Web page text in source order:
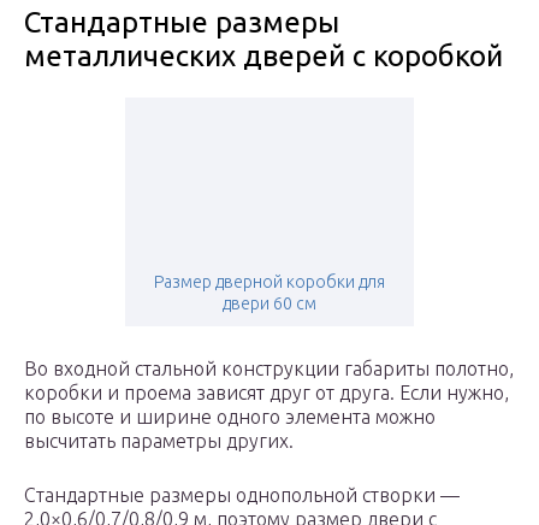
Стандартные размеры
металлических дверей с коробкой
Размер дверной коробки для
двери 60 см
Во входной стальной конструкции габариты полотно,
коробки и проема зависят друг от друга. Если нужно,
по высоте и ширине одного элемента можно
высчитать параметры других.
Стандартные размеры однопольной створки —
2,0×0,6/0,7/0,8/0,9 м, поэтому размер двери с